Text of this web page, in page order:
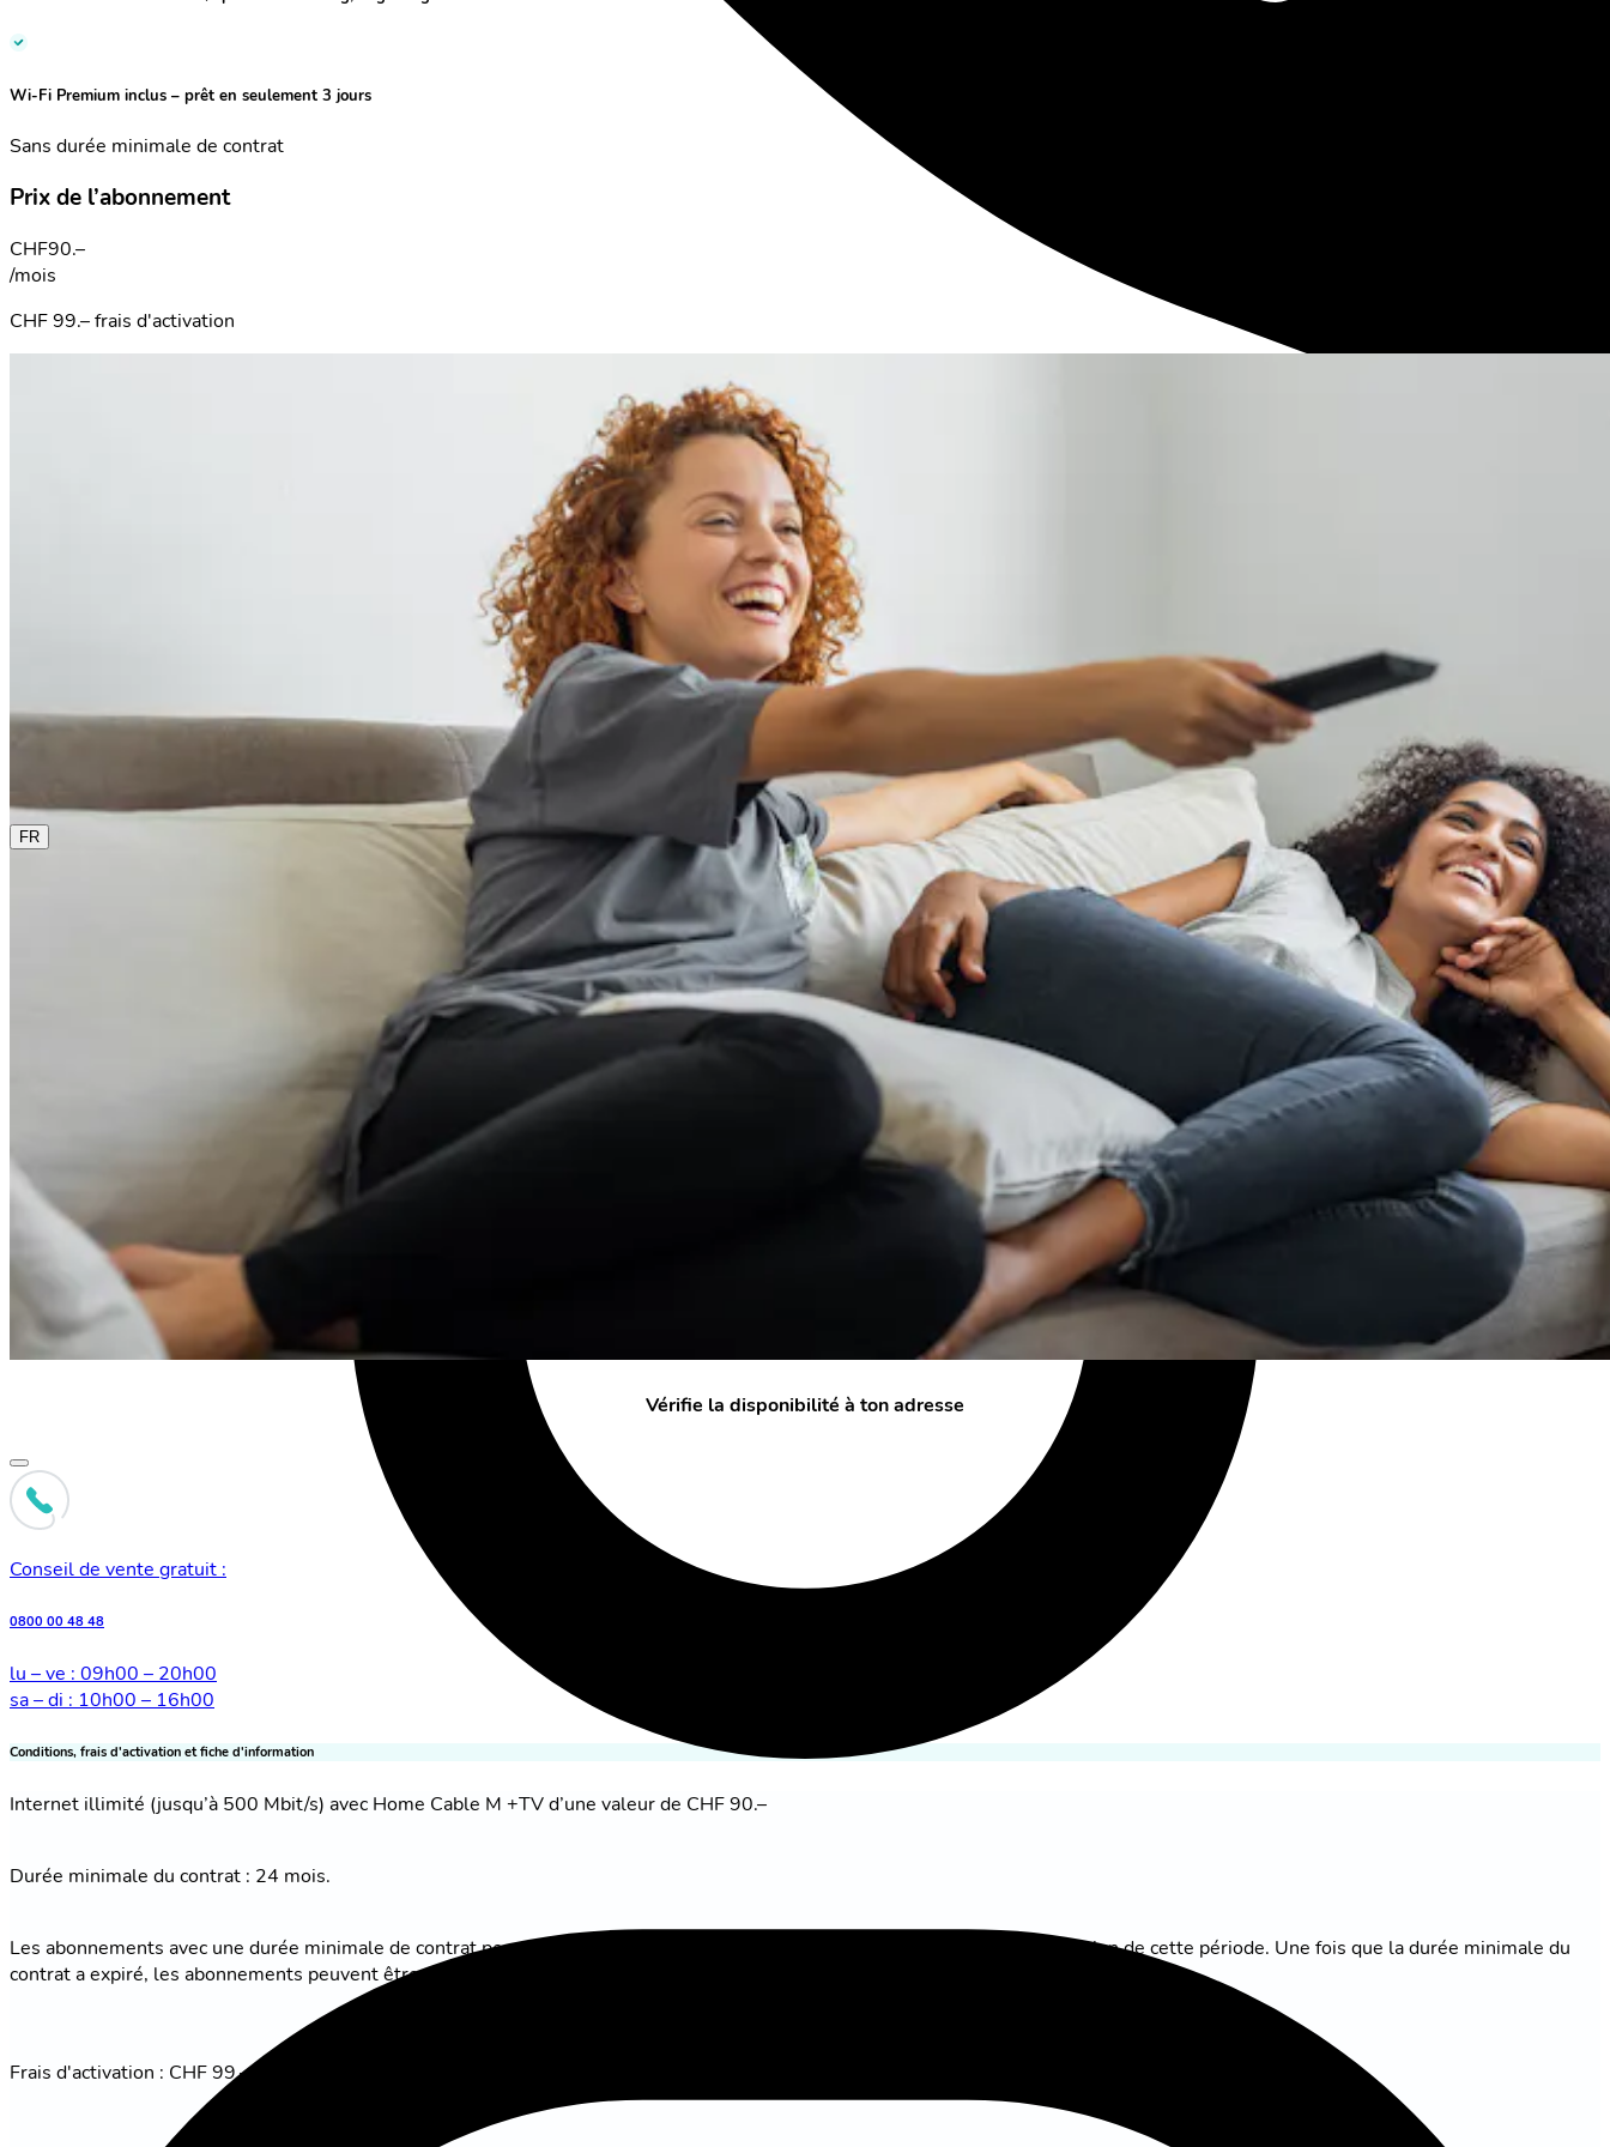
La langue actuelle est le français. Sélectionne une autre langue dans ce menu si tu veux la changer.
FR
Wi-Fi Premium inclus – prêt en seulement 3 jours
Sans durée minimale de contrat
Prix de l’abonnement
CHF90.–
/mois
CHF 99.– frais d'activation
Vérifie la disponibilité à ton adresse
Conseil de vente gratuit :
0800 00 48 48
lu – ve : 09h00 – 20h00
sa – di : 10h00 – 16h00
Conditions, frais d'activation et fiche d'information
Internet illimité (jusqu’à 500 Mbit/s) avec Home Cable M +TV d’une valeur de CHF 90.–
Durée minimale du contrat : 24 mois.
Les abonnements avec une durée minimale de contrat peuvent être résiliés au plus tôt à la fin du premier mois après l'expiration de cette période. Une fois que la durée minimale du
contrat a expiré, les abonnements peuvent être résiliés avec un délai de préavis de 2 mois à la fin de chaque mois.
Frais d'activation : CHF 99.– (Home Cable Box mise à disposition), sauf indication contraire dans l'offre actuelle ci-dessus.